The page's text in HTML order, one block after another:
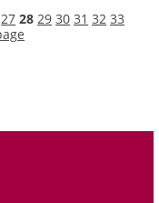
27 28 29 30 31 32 33